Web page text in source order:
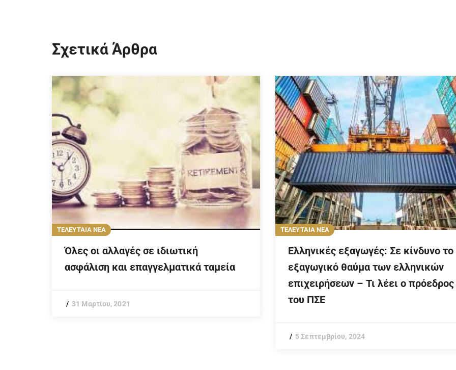
Σχετικά Άρθρα
ΤΕΛΕΥΤΑΙΑ ΝΕΑ
Όλες οι αλλαγές σε ιδιωτική
ασφάλιση και επαγγελματικά ταμεία
31 Μαρτίου, 2021
ΤΕΛΕΥΤΑΙΑ ΝΕΑ
Ελληνικές εξαγωγές: Σε κίνδυνο το
εξαγωγικό θαύμα των ελληνικών
επιχειρήσεων – Τι λέει ο πρόεδρος
του ΠΣΕ
5 Σεπτεμβρίου, 2024